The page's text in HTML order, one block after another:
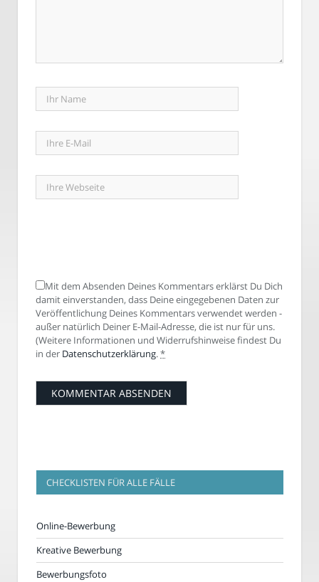
Mit dem Absenden Deines Kommentars erklärst Du Dich
damit einverstanden, dass Deine eingegebenen Daten zur
Veröffentlichung Deines Kommentars verwendet werden -
außer natürlich Deiner E-Mail-Adresse, die ist nur für uns.
(Weitere Informationen und Widerrufshinweise findest Du
in der Datenschutzerklärung.*
CHECKLISTEN FÜR ALLE FÄLLE
Online-Bewerbung
Kreative Bewerbung
Bewerbungsfoto